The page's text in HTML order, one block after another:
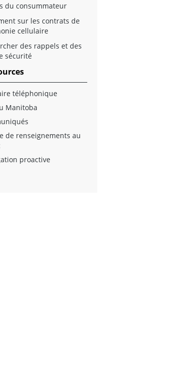
du consummateur
sur les contrats de
cellulaire
des rappels et des
sécurité
téléphonique
Manitoba
de renseignements au
proactive